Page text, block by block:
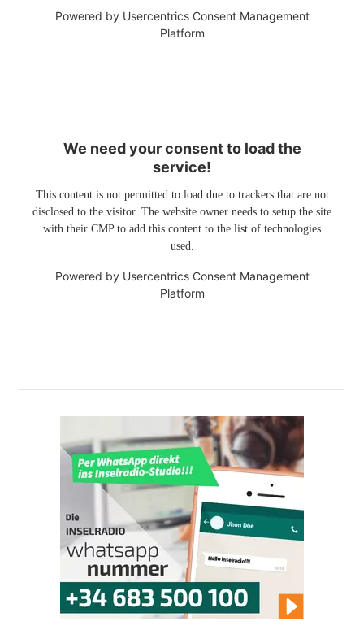
Powered by Usercentrics Consent Management
Platform
We need your consent to load the
service!
This content is not permitted to load due to trackers that are not
disclosed to the visitor. The website owner needs to setup the site
with their CMP to add this content to the list of technologies
used.
Powered by Usercentrics Consent Management
Platform